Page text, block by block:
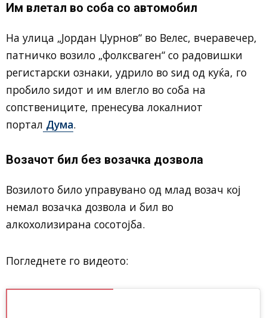
Им влетал во соба со автомобил
На улица „Јордан Џурнов“ во Велес, вчеравечер,
патничко возило „фолксваген“ со радовишки
регистарски ознаки, удрило во ѕид од куќа, го
пробило ѕидот и им влегло во соба на
сопствениците, пренесува локалниот
портал Дума.
Возачот бил без возачка дозвола
Возилото било управувано од млад возач кој
немал возачка дозвола и бил во
алкохолизирана сосотојба.
Погледнете го видеото: